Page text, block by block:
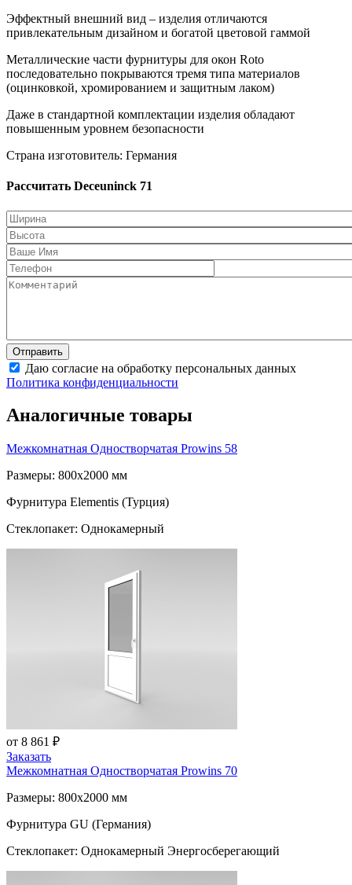
Эффектный внешний вид – изделия отличаются
привлекательным дизайном и богатой цветовой гаммой
Металлические части фурнитуры для окон Roto
последовательно покрываются тремя типа материалов
(оцинковкой, хромированием и защитным лаком)
Даже в стандартной комплектации изделия обладают
повышенным уровнем безопасности
Страна изготовитель: Германия
Рассчитать Deceuninck 71
Даю согласие на обработку персональных данных
Политика конфиденциальности
Аналогичные товары
Межкомнатная Одностворчатая Prowins 58
Размеры: 800x2000 мм
Фурнитура Elementis (Турция)
Стеклопакет: Однокамерный
от 8 861 ₽
Заказать
Межкомнатная Одностворчатая Prowins 70
Размеры: 800x2000 мм
Фурнитура GU (Германия)
Стеклопакет: Однокамерный Энергосберегающий